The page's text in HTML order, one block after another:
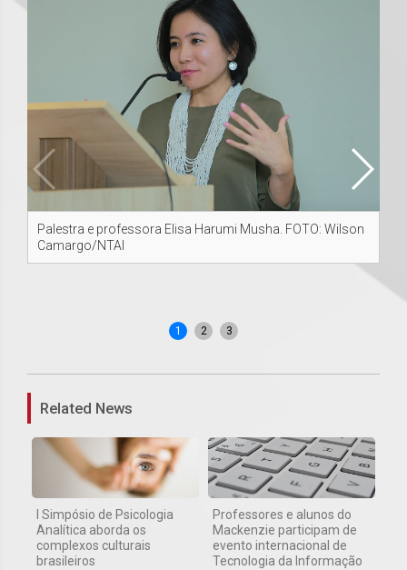
Palestra e professora Elisa Harumi Musha. FOTO: Wilson
Camargo/NTAI
1 2 3
Related News
I Simpósio de Psicologia
Analítica aborda os
complexos culturais
brasileiros
Professores e alunos do
Mackenzie participam de
evento internacional de
Tecnologia da Informação